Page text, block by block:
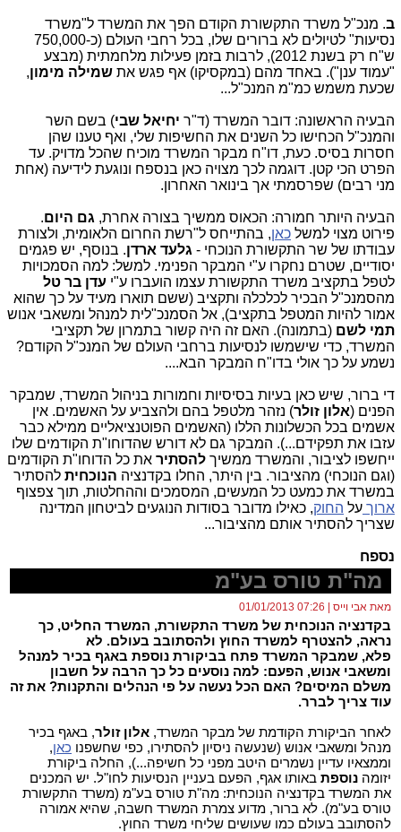
ב. מנכ"ל משרד התקשורת הקודם הפך את המשרד ל"משרד
נסיעות" לטיולים לא ברורים שלו, בכל רחבי העולם (כ-750,000
ש"ח רק בשנת 2012), לרבות בזמן פעילות מלחמתית (מבצע
"עמוד ענן"). באחד מהם (במקסיקו) אף פגש את שמילה מימון,
שכעת משמש כמ"מ המנכ"ל...
הבעיה הראשונה: דובר המשרד (ד"ר יחיאל שבי) בשם השר
והמנכ"ל הכחישו כל השנים את החשיפות שלי, ואף טענו שהן
חסרות בסיס. כעת, דו"ח מבקר המשרד מוכיח שהכל מדויק. עד
הפרט הכי קטן. דוגמה לכך מצויה כאן בנספח ונוגעת לידיעה (אחת
מני רבים) שפרסמתי אך בינואר האחרון.
הבעיה היותר חמורה: הכאוס ממשיך בצורה אחרת, גם היום.
פירוט מצוי למשל כאן, בהתייחס ל"רשת החרום הלאומית, ולצורת
עבודתו של שר התקשורת הנוכחי - גלעד ארדן. בנוסף, יש פגמים
יסודיים, שטרם נחקרו ע"י המבקר הפנימי. למשל: למה הסמכויות
לטפל בתקציב משרד התקשורת עצמו הועברו ע"י עדן בר טל
מהסמנכ"ל הבכיר לכלכלה ותקציב (ששם תוארו מעיד על כך שהוא
אמור להיות המטפל בתקציב), אל הסמנכ"לית למנהל ומשאבי אנוש
תמי לשם (בתמונה). האם זה היה קשור בתמרון של תקציבי
המשרד, כדי שישמשו לנסיעות ברחבי העולם של המנכ"ל הקודם?
נשמע על כך אולי בדו"ח המבקר הבא....
די ברור, שיש כאן בעיות בסיסיות וחמורות בניהול המשרד, שמבקר
הפנים (אלון זולר) נזהר מלטפל בהם ולהצביע על האשמים. אין
אשמים בכל הכשלונות הללו (האשמים הפוטנציאליים ממילא כבר
עזבו את תפקידם...). המבקר גם לא דורש שהדוחו"ת הקודמים שלו
ייחשפו לציבור, והמשרד ממשיך להסתיר את כל הדוחו"ת הקודמים
(וגם הנוכחי) מהציבור. בין היתר, החלו בקדנציה הנוכחית להסתיר
במשרד את כמעט כל המעשים, המסמכים וההחלטות, תוך צפצוף
ארוך על החוק, כאילו מדובר בסודות הנוגעים לביטחון המדינה
שצריך להסתיר אותם מהציבור...
נספח
מה"ת טורס בע"מ
מאת אבי וייס | 07:26 01/01/2013
בקדנציה הנוכחית של משרד התקשורת, המשרד החליט, כך
נראה, להצטרף למשרד החוץ ולהסתובב בעולם. לא
פלא, שמבקר המשרד פתח בביקורת נוספת באגף בכיר למנהל
ומשאבי אנוש, הפעם: למה נוסעים כל כך הרבה על חשבון
משלם המיסים? האם הכל נעשה על פי הנהלים והתקנות? את זה
עוד צריך לברר.
לאחר הביקורת הקודמת של מבקר המשרד, אלון זולר, באגף בכיר
מנהל ומשאבי אנוש (שנעשה ניסיון להסתירו, כפי שחשפנו כאן,
וממצאיו עדיין נשמרים היטב מפני כל חשיפה...), החלה ביקורת
יזומה נוספת באותו אגף, הפעם בעניין הנסיעות לחו"ל. יש המכנים
את המשרד בקדנציה הנוכחית: מה"ת טורס בע"מ (משרד התקשורת
טורס בע"מ). לא ברור, מדוע צמרת המשרד חשבה, שהיא אמורה
להסתובב בעולם כמו שעושים שליחי משרד החוץ.